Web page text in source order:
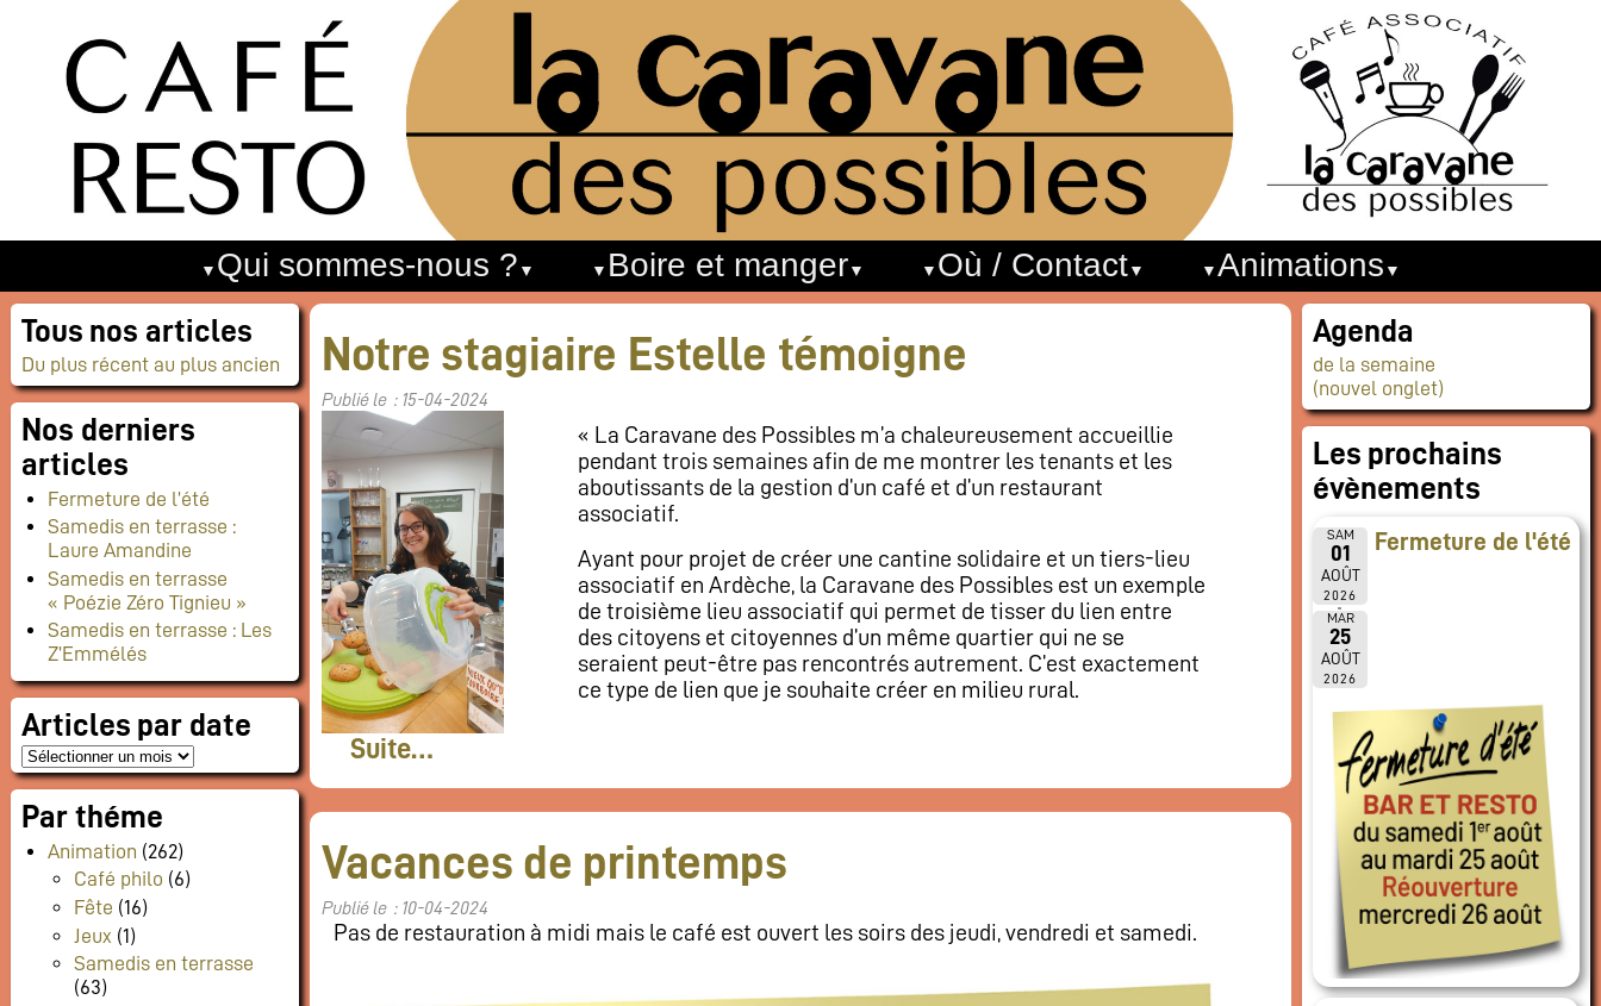
Qui sommes-nous ? Boire et manger Où / Contact Animations
Notre stagiaire Estelle témoigne
Publié le : 15-04-2024
« La Caravane des Possibles m’a chaleureusement accueillie
pendant trois semaines afin de me montrer les tenants et les
aboutissants de la gestion d’un café et d’un restaurant
associatif.
Ayant pour projet de créer une cantine solidaire et un tiers-lieu
associatif en Ardèche, la Caravane des Possibles est un exemple
de troisième lieu associatif qui permet de tisser du lien entre
des citoyens et citoyennes d’un même quartier qui ne se
seraient peut-être pas rencontrés autrement. C’est exactement
ce type de lien que je souhaite créer en milieu rural.
Suite…
Vacances de printemps
Publié le : 10-04-2024
Pas de restauration à midi mais le café est ouvert les soirs des jeudi, vendredi et samedi.
Tous nos articles
Du plus récent au plus ancien
Nos derniers
articles
Fermeture de l’été
Samedis en terrasse :
Laure Amandine
Samedis en terrasse
« Poézie Zéro Tignieu »
Samedis en terrasse : Les
Z’Emmélés
Articles par date
Par théme
Animation (262)
Café philo (6)
Fête (16)
Jeux (1)
Samedis en terrasse
(63)
Agenda
de la semaine
(nouvel onglet)
Les prochains
évènements
SAM
01
AOÛT
2026
MAR
25
AOÛT
2026
Fermeture de l'été